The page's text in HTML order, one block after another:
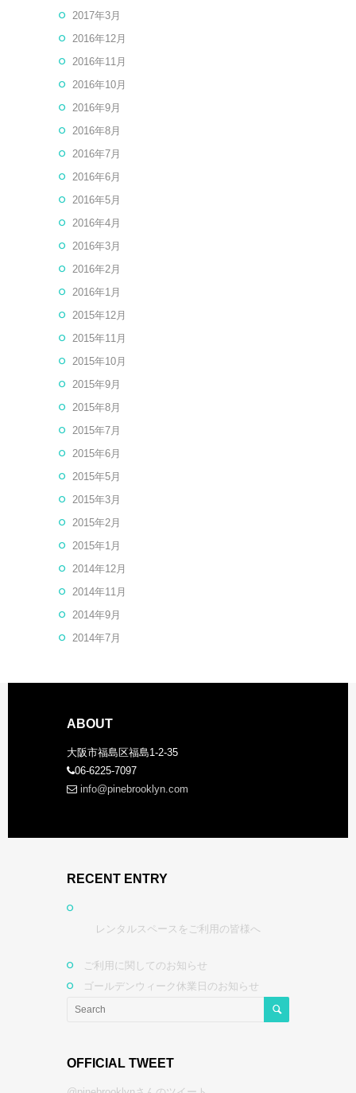
2017年3月
2016年12月
2016年11月
2016年10月
2016年9月
2016年8月
2016年7月
2016年6月
2016年5月
2016年4月
2016年3月
2016年2月
2016年1月
2015年12月
2015年11月
2015年10月
2015年9月
2015年8月
2015年7月
2015年6月
2015年5月
2015年3月
2015年2月
2015年1月
2014年12月
2014年11月
2014年9月
2014年7月
ABOUT
大阪市福島区福島1-2-35
06-6225-7097
info@pinebrooklyn.com
RECENT ENTRY
レンタルスペースをご利用の皆様へ
ご利用に関してのお知らせ
ゴールデンウィーク休業日のお知らせ
OFFICIAL TWEET